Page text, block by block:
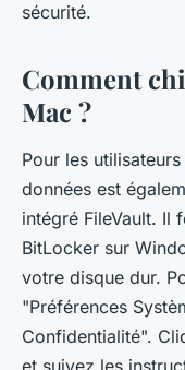
sécurité.
Comment
Mac ?
Pour les
données est
intégré FileVault. Il
BitLocker sur
votre disque dur.
"Préférences
Confidentialité".